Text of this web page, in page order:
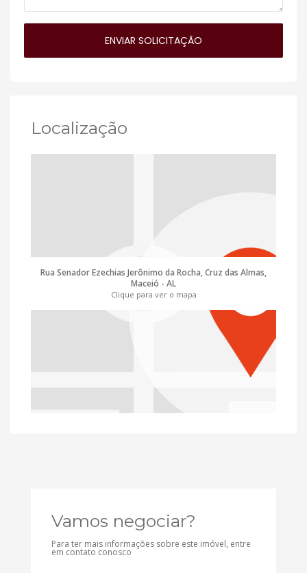
Localização
Rua Senador Ezechias Jerônimo da Rocha, Cruz das Almas,
Maceió - AL
Clique para ver o mapa
Vamos negociar?
Para ter mais informações sobre este imóvel, entre
em contato conosco